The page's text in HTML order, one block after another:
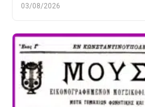
03/08/2026